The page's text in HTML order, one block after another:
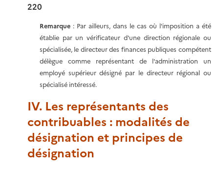
220
Remarque: Par ailleurs, dans le cas où l'imposition a été
établie par un vérificateur d'une direction régionale ou
spécialisée, le directeur des finances publiques compétent
délègue comme représentant de l'administration un
employé supérieur désigné par le directeur régional ou
spécialisé intéressé.
IV. Les représentants des
contribuables : modalités de
désignation et principes de
désignation